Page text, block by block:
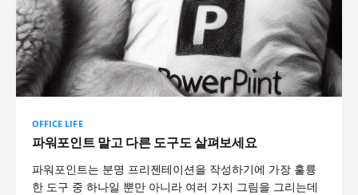
OFFICE LIFE
파워포인트 말고 다른 도구도 살펴보세요
파워포인트는 분명 프리젠테이션을 작성하기에 가장 훌륭
한 도구 중 하나일 뿐만 아니라 여러 가지 그림을 그리는데